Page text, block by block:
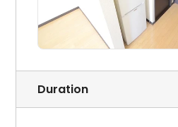
Duration